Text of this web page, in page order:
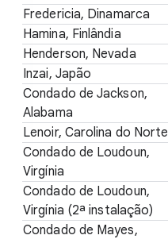
Fredericia, Dinamarca
Hamina, Finlândia
Henderson, Nevada
Inzai, Japão
Condado de Jackson,
Alabama
Lenoir, Carolina do Norte
Condado de Loudoun,
Virgínia
Condado de Loudoun,
Virgínia (2ª instalação)
Condado de Mayes,